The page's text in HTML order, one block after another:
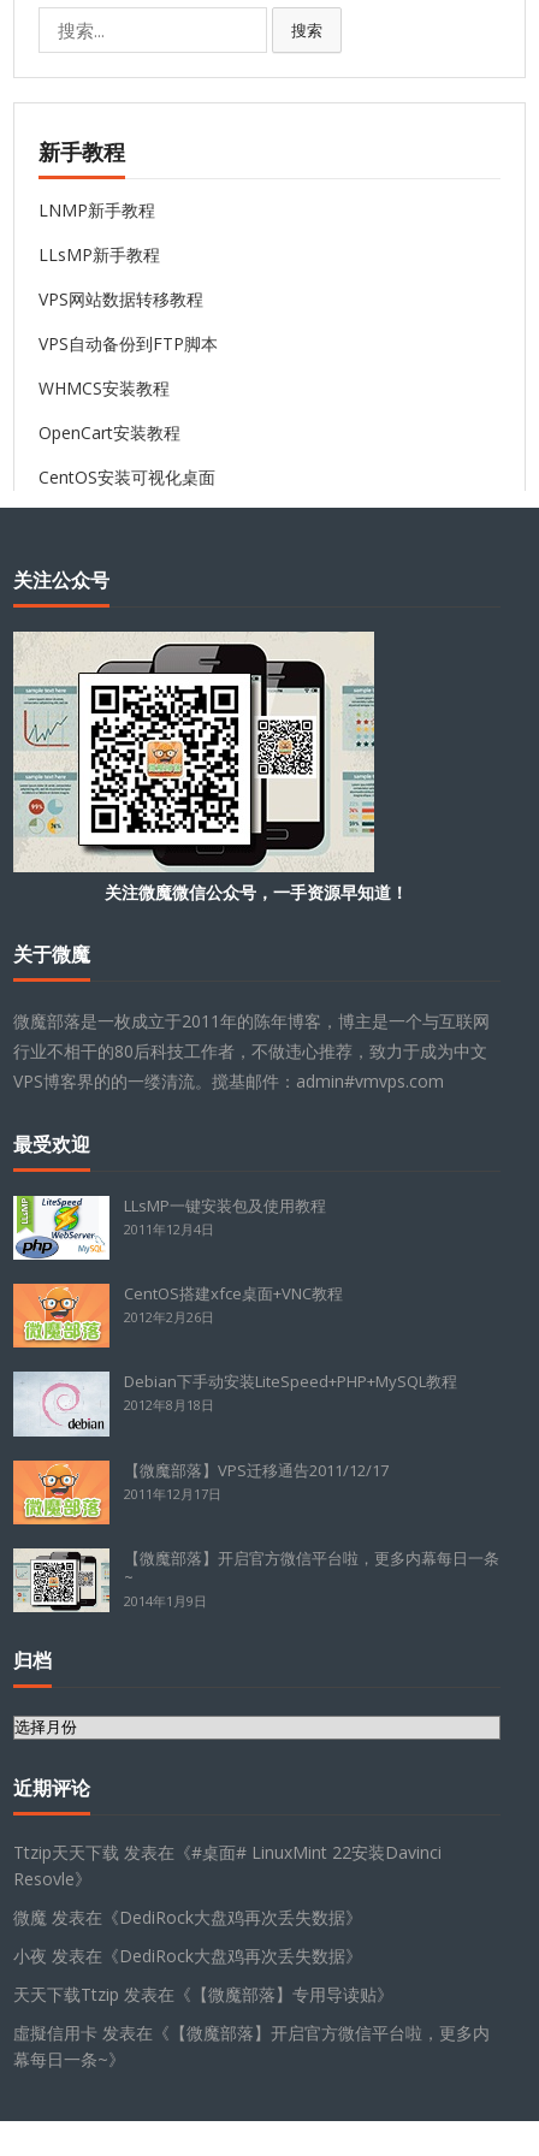
搜索
新手教程
LNMP新手教程
LLsMP新手教程
VPS网站数据转移教程
VPS自动备份到FTP脚本
WHMCS安装教程
OpenCart安装教程
CentOS安装可视化桌面
关注公众号
关注微魔微信公众号，一手资源早知道！
关于微魔
微魔部落是一枚成立于2011年的陈年博客，博主是一个与互联网
行业不相干的80后科技工作者，不做违心推荐，致力于成为中文
VPS博客界的的一缕清流。搅基邮件：admin#vmvps.com
最受欢迎
LLsMP一键安装包及使用教程
2011年12月4日
CentOS搭建xfce桌面+VNC教程
2012年2月26日
Debian下手动安装LiteSpeed+PHP+MySQL教程
2012年8月18日
【微魔部落】VPS迁移通告2011/12/17
2011年12月17日
【微魔部落】开启官方微信平台啦，更多内幕每日一条
~
2014年1月9日
归档
归
近期评论
Ttzip天天下载 发表在《#桌面# LinuxMint 22安装Davinci
Resovle》
微魔 发表在《DediRock大盘鸡再次丢失数据》
小夜 发表在《DediRock大盘鸡再次丢失数据》
天天下载Ttzip 发表在《 【微魔部落】专用导读贴》
虛擬信用卡 发表在《 【微魔部落】开启官方微信平台啦，更多内
幕每日一条~》